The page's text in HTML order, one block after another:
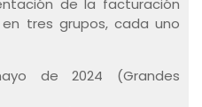
de la facturación
tres grupos, cada uno
de 2024 (Grandes